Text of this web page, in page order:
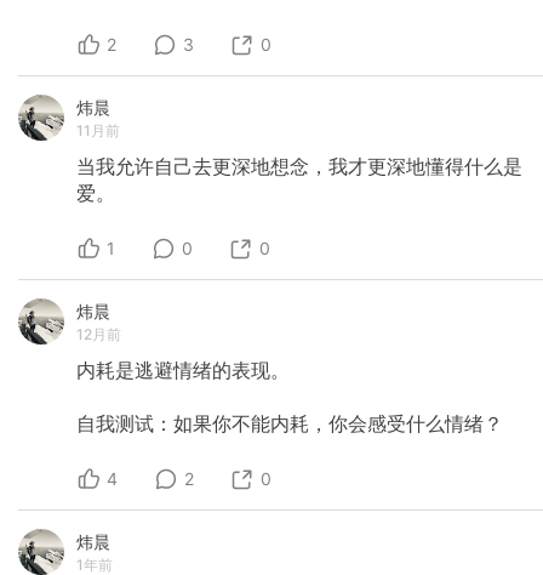
2 3 0
炜晨
11月前
当我允许自己去更深地想念，我才更深地懂得什么是
爱。
1 0 0
炜晨
12月前
内耗是逃避情绪的表现。
自我测试：如果你不能内耗，你会感受什么情绪？
4 2 0
炜晨
1年前